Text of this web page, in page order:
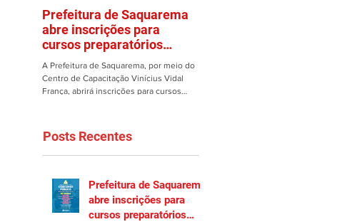
Prefeitura de Saquarema
abre inscrições para
cursos preparatórios
gratuitos
A Prefeitura de Saquarema, por meio do
Centro de Capacitação Vinícius Vidal
França, abrirá inscrições para cursos
Posts Recentes
Prefeitura de Saquarema
abre inscrições para
cursos preparatórios